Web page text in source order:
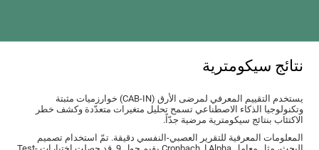
نتائج سيكومترية
يستخدم التقييم المعرفي لمرضى الأرق (CAB-IN) خوارزميات مثبتة
وتكنولوجيا الذكاء الاصطناعي تسمح تحليل متغيرات متعدّدة وكشف خطر
الاكتئاب بنتائج سيكومترية مرضية جدّاً.
المعلومات المعرفية للتقرير العصبي-النفسي دقيقة. تمّ استخدام تصميم